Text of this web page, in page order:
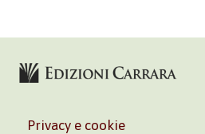
Privacy e cookie